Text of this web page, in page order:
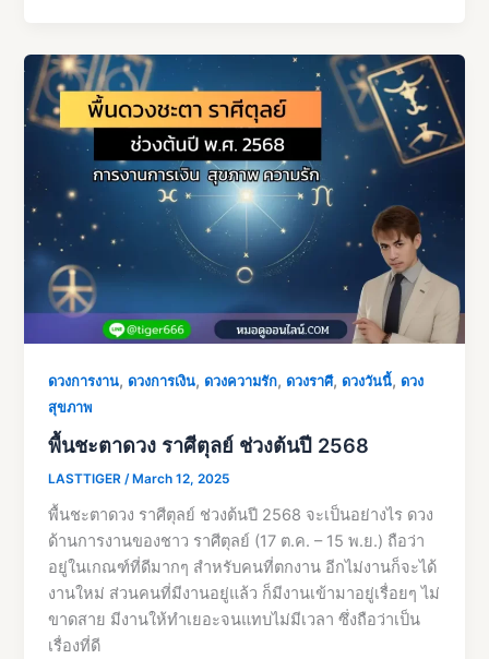
ดวงการงาน,ดวงการเงิน,ดวงความรัก,ดวงราศี,ดวงวันนี้,ดวง
สุขภาพ
พื้นชะตาดวง ราศีตุลย์ ช่วงต้นปี 2568
LASTTIGER/March 12, 2025
พื้นชะตาดวง ราศีตุลย์ ช่วงต้นปี 2568 จะเป็นอย่างไร ดวง
ด้านการงานของชาว ราศีตุลย์ (17 ต.ค. – 15 พ.ย.) ถือว่า
อยู่ในเกณฑ์ที่ดีมากๆ สำหรับคนที่ตกงาน อีกไม่งานก็จะได้
งานใหม่ ส่วนคนที่มีงานอยู่แล้ว ก็มีงานเข้ามาอยู่เรื่อยๆ ไม่
ขาดสาย มีงานให้ทำเยอะจนแทบไม่มีเวลา ซึ่งถือว่าเป็น
เรื่องที่ดี